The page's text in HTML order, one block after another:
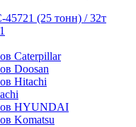
(25 тонн) / 32т
Caterpillar
Doosan
Hitachi
HYUNDAI
Komatsu